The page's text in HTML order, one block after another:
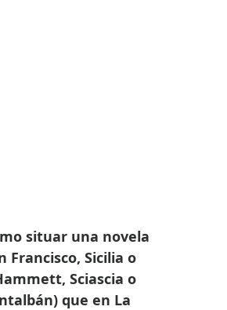
situar una novela
Francisco, Sicilia o
Sciascia o
que en La